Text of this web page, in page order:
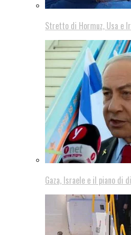
Stretto di Hormuz, Usa e
Gaza, Israele e il piano di